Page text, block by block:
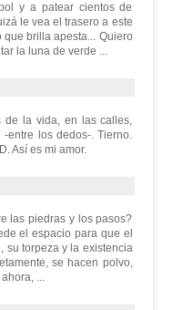
y a patear cientos de
le vea el trasero a este
brilla apesta... Quiero
la luna de verde ...
de la vida, en las calles,
entre los dedos-. Tierno.
Así es mi amor.
las piedras y los pasos?
el espacio para que el
su torpeza y la existencia
se hacen polvo,
...